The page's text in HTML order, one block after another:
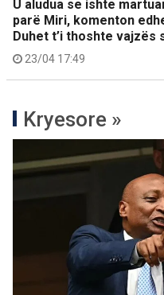
U aludua se ishte
parë Miri, komenton
Duhet t’i thoshte vajzës
23/04 17:49
Kryesore »